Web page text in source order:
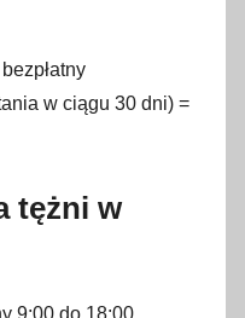
w ciągu 30 dni) =
tężni w
9:00 do 18:00